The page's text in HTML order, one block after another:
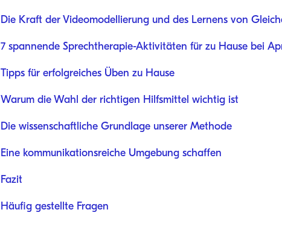
Die Kraft der Videomodellierung und des Lernens von
7 spannende Sprechtherapie-Aktivitäten für zu Hause bei
Tipps für erfolgreiches Üben zu Hause
Warum die Wahl der richtigen Hilfsmittel wichtig ist
Die wissenschaftliche Grundlage unserer Methode
Eine kommunikationsreiche Umgebung schaffen
Fazit
Häufig gestellte Fragen